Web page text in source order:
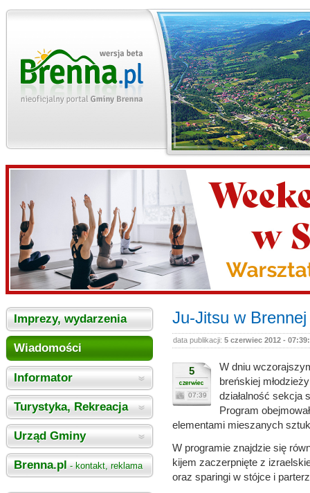
Imprezy, wydarzenia
Wiadomości
Informator
Turystyka, Rekreacja
Urząd Gminy
Brenna.pl- kontakt, reklama
Ju-Jitsu w Brennej
data publikacji: 5 czerwiec 2012 -
5
07:39
W dniu
breńskiej
działalność sekcja
Program
elementami mieszanych
W programie znajdzie się
kijem zaczerpnięte z
oraz sparingi w stójce i